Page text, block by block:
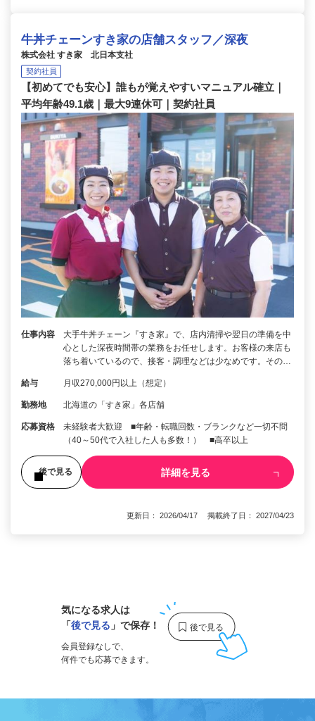
牛丼チェーンすき家の店舗スタッフ／深夜
株式会社 すき家 北日本支社
契約社員
【初めてでも安心】誰もが覚えやすいマニュアル確立｜
平均年齢49.1歳｜最大9連休可｜契約社員
仕事内容
大手牛丼チェーン『すき家』で、店内清掃や翌日の準備を中
心とした深夜時間帯の業務をお任せします。お客様の来店も
落ち着いているので、接客・調理などは少なめです。その…
給与 月収270,000円以上（想定）
勤務地 北海道の「すき家」各店舗
応募資格
未経験者大歓迎 ■年齢・転職回数・ブランクなど一切不問
（40～50代で入社した人も多数！） ■高卒以上
後で見る 詳細を見る
更新日： 2026/04/17 掲載終了日： 2027/04/23
気になる求人は
「後で見る 」で保存！
会員登録なしで、
何件でも応募できます。